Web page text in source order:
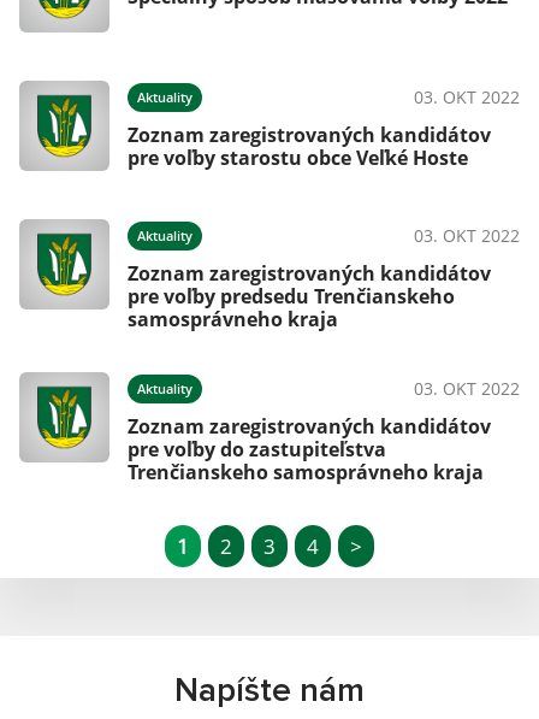
Aktuality 03. OKT 2022
Zoznam zaregistrovaných kandidátov
pre voľby starostu obce Veľké Hoste
Aktuality 03. OKT 2022
Zoznam zaregistrovaných kandidátov
pre voľby predsedu Trenčianskeho
samosprávneho kraja
Aktuality 03. OKT 2022
Zoznam zaregistrovaných kandidátov
pre voľby do zastupiteľstva
Trenčianskeho samosprávneho kraja
1 2 3 4 >
Napíšte nám